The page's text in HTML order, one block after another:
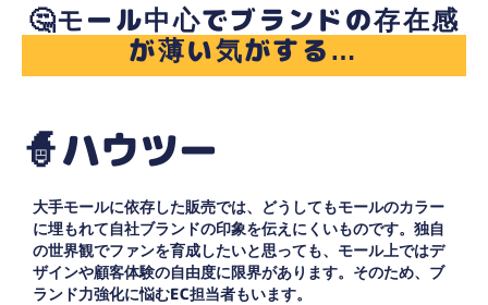
🤔モール中心でブランドの存在感
が薄い気がする…
🧙ハウツー
大手モールに依存した販売では、どうしてもモールのカラー
に埋もれて自社ブランドの印象を伝えにくいものです。独自
の世界観でファンを育成したいと思っても、モール上ではデ
ザインや顧客体験の自由度に限界があります。そのため、ブ
ランド力強化に悩むEC担当者もいます。